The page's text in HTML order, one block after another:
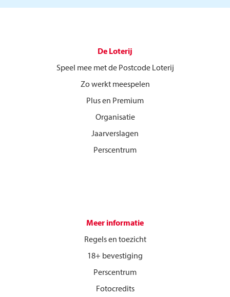
De Loterij
Speel mee met de Postcode Loterij
Zo werkt meespelen
Plus en Premium
Organisatie
Jaarverslagen
Perscentrum
Meer informatie
Regels en toezicht
18+ bevestiging
Perscentrum
Fotocredits